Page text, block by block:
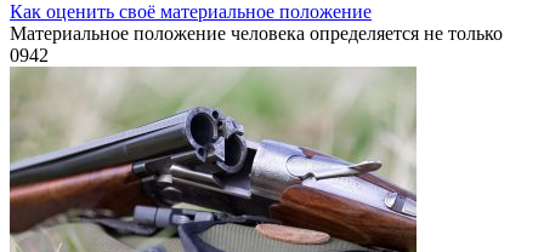
Как оценить своё материальное положение
Материальное положение человека определяется не только
0942